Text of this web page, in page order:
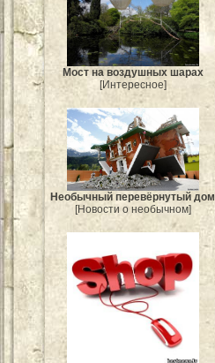
Мост на воздушных шарах
[Интересное]
Необычный перевёрнутый дом
[Новости о необычном]